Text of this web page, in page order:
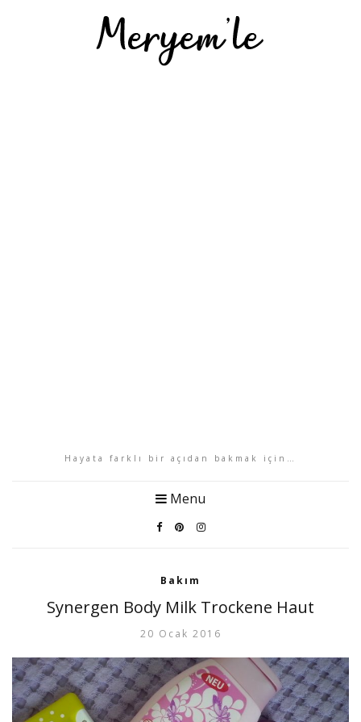
Hayata farklı bir açıdan bakmak için…
Menu
Bakım
Synergen Body Milk Trockene Haut
20 Ocak 2016